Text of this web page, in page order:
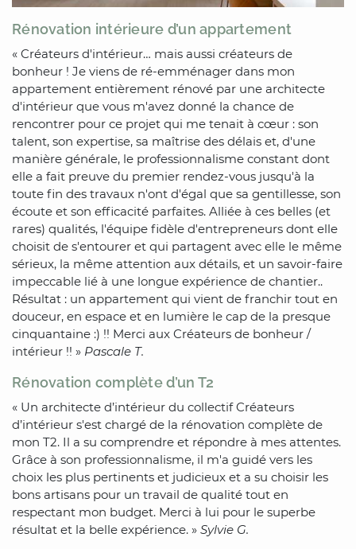
Rénovation intérieure d’un appartement
« Créateurs d'intérieur… mais aussi créateurs de
bonheur ! Je viens de ré-emménager dans mon
appartement entièrement rénové par une architecte
d'intérieur que vous m'avez donné la chance de
rencontrer pour ce projet qui me tenait à cœur : son
talent, son expertise, sa maîtrise des délais et, d'une
manière générale, le professionnalisme constant dont
elle a fait preuve du premier rendez-vous jusqu'à la
toute fin des travaux n'ont d'égal que sa gentillesse, son
écoute et son efficacité parfaites. Alliée à ces belles (et
rares) qualités, l'équipe fidèle d'entrepreneurs dont elle
choisit de s'entourer et qui partagent avec elle le même
sérieux, la même attention aux détails, et un savoir-faire
impeccable lié à une longue expérience de chantier..
Résultat : un appartement qui vient de franchir tout en
douceur, en espace et en lumière le cap de la presque
cinquantaine :) !! Merci aux Créateurs de bonheur /
intérieur !! » Pascale T.
Rénovation complète d’un T2
« Un architecte d’intérieur du collectif Créateurs
d’intérieur s'est chargé de la rénovation complète de
mon T2. Il a su comprendre et répondre à mes attentes.
Grâce à son professionnalisme, il m'a guidé vers les
choix les plus pertinents et judicieux et a su choisir les
bons artisans pour un travail de qualité tout en
respectant mon budget. Merci à lui pour le superbe
résultat et la belle expérience. » Sylvie G.